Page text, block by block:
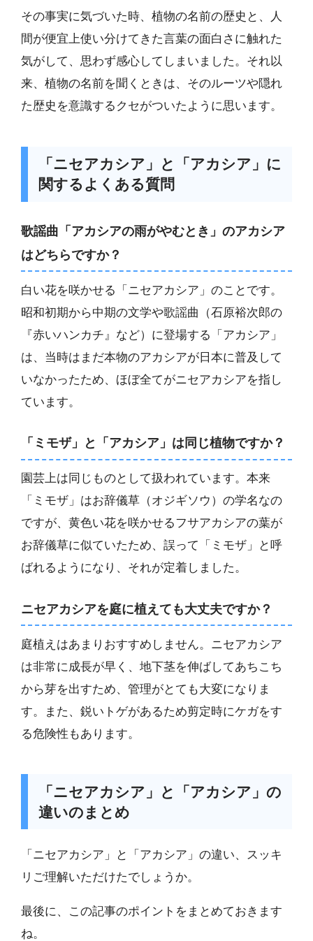
その事実に気づいた時、植物の名前の歴史と、人
間が便宜上使い分けてきた言葉の面白さに触れた
気がして、思わず感心してしまいました。それ以
来、植物の名前を聞くときは、そのルーツや隠れ
た歴史を意識するクセがついたように思います。
「ニセアカシア」と「アカシア」に
関するよくある質問
歌謡曲「アカシアの雨がやむとき」のアカシア
はどちらですか？
白い花を咲かせる「ニセアカシア」のことです。
昭和初期から中期の文学や歌謡曲（石原裕次郎の
『赤いハンカチ』など）に登場する「アカシア」
は、当時はまだ本物のアカシアが日本に普及して
いなかったため、ほぼ全てがニセアカシアを指し
ています。
「ミモザ」と「アカシア」は同じ植物ですか？
園芸上は同じものとして扱われています。本来
「ミモザ」はお辞儀草（オジギソウ）の学名なの
ですが、黄色い花を咲かせるフサアカシアの葉が
お辞儀草に似ていたため、誤って「ミモザ」と呼
ばれるようになり、それが定着しました。
ニセアカシアを庭に植えても大丈夫ですか？
庭植えはあまりおすすめしません。ニセアカシア
は非常に成長が早く、地下茎を伸ばしてあちこち
から芽を出すため、管理がとても大変になりま
す。また、鋭いトゲがあるため剪定時にケガをす
る危険性もあります。
「ニセアカシア」と「アカシア」の
違いのまとめ
「ニセアカシア」と「アカシア」の違い、スッキ
リご理解いただけたでしょうか。
最後に、この記事のポイントをまとめておきます
ね。